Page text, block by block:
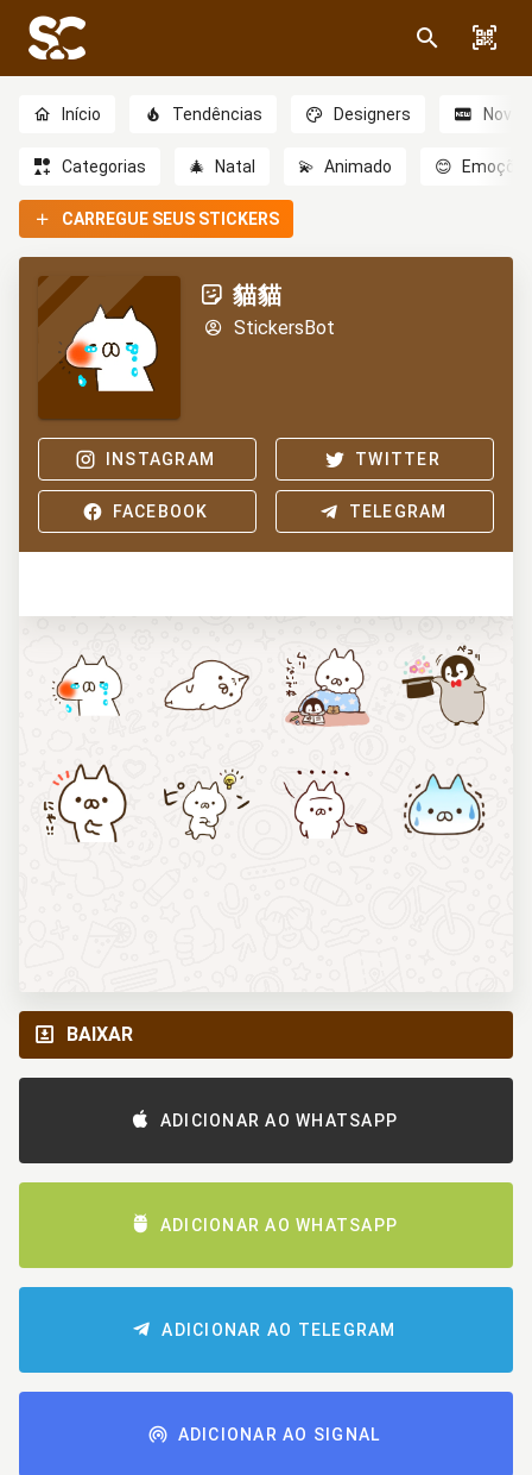
Início Tendências Designers Novo
Categorias 🎄 Natal 💫 Animado 😊
CARREGUE SEUS STICKERS
貓貓
StickersBot
INSTAGRAM TWITTER
FACEBOOK TELEGRAM
BAIXAR
ADICIONAR AO WHATSAPP
ADICIONAR AO WHATSAPP
ADICIONAR AO TELEGRAM
ADICIONAR AO SIGNAL